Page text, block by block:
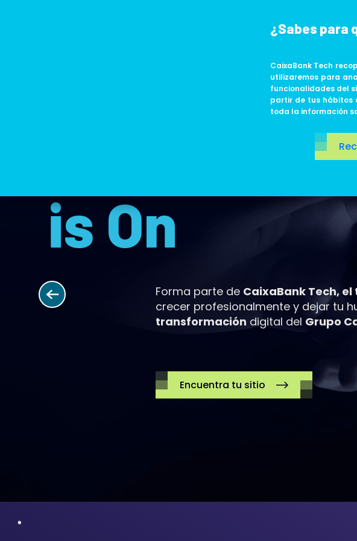
¿Sabes para
CaixaBank Tech
utilizaremos para
funcionalidades del
partir de tus hábitos
toda la información
The Game
is On
Forma parte de CaixaBank Tech,
crecer profesionalmente y dejar tu
transformación digital del Grupo
Encuentra tu sitio